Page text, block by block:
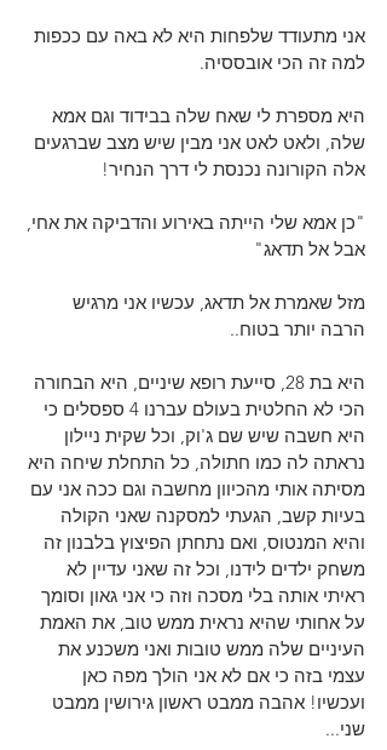
אני מתעודד שלפחות היא לא באה עם ככפות
למה זה הכי אובססיה.
היא מספרת לי שאח שלה בבידוד וגם אמא
שלה, ולאט לאט אני מבין שיש מצב שברגעים
אלה הקורונה נכנסת לי דרך הנחיר!
"כן אמא שלי הייתה באירוע והדביקה את אחי,
אבל אל תדאג"
מזל שאמרת אל תדאג, עכשיו אני מרגיש
הרבה יותר בטוח..
היא בת 28, סייעת רופא שיניים, היא הבחורה
הכי לא החלטית בעולם עברנו 4 ספסלים כי
היא חשבה שיש שם ג'וק, וכל שקית ניילון
נראתה לה כמו חתולה, כל התחלת שיחה היא
מסיתה אותי מהכיוון מחשבה וגם ככה אני עם
בעיות קשב, הגעתי למסקנה שאני הקולה
והיא המנטוס, ואם נתחתן הפיצוץ בלבנון זה
משחק ילדים לידנו, וכל זה שאני עדיין לא
ראיתי אותה בלי מסכה וזה כי אני גאון וסומך
על אחותי שהיא נראית ממש טוב, את האמת
העיניים שלה ממש טובות ואני משכנע את
עצמי בזה כי אם לא אני הולך מפה כאן
ועכשיו! אהבה ממבט ראשון גירושין ממבט
שני...